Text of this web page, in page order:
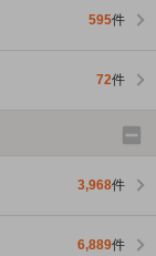
595件
72件
3,968件
6,889件